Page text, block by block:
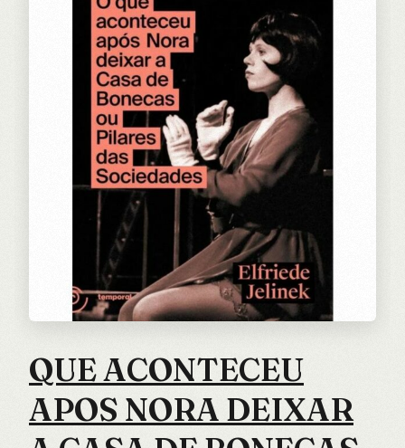
QUE ACONTECEU
APOS NORA DEIXAR